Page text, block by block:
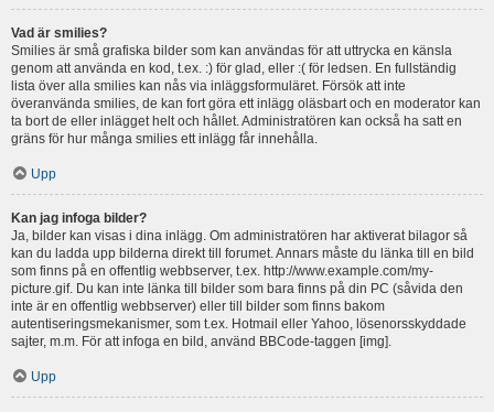
Vad är smilies?
Smilies är små grafiska bilder som kan användas för att uttrycka en känsla
genom att använda en kod, t.ex. :) för glad, eller :( för ledsen. En fullständig
lista över alla smilies kan nås via inläggsformuläret. Försök att inte
överanvända smilies, de kan fort göra ett inlägg oläsbart och en moderator kan
ta bort de eller inlägget helt och hållet. Administratören kan också ha satt en
gräns för hur många smilies ett inlägg får innehålla.
Upp
Kan jag infoga bilder?
Ja, bilder kan visas i dina inlägg. Om administratören har aktiverat bilagor så
kan du ladda upp bilderna direkt till forumet. Annars måste du länka till en bild
som finns på en offentlig webbserver, t.ex. http://www.example.com/my-
picture.gif. Du kan inte länka till bilder som bara finns på din PC (såvida den
inte är en offentlig webbserver) eller till bilder som finns bakom
autentiseringsmekanismer, som t.ex. Hotmail eller Yahoo, lösenorsskyddade
sajter, m.m. För att infoga en bild, använd BBCode-taggen [img].
Upp